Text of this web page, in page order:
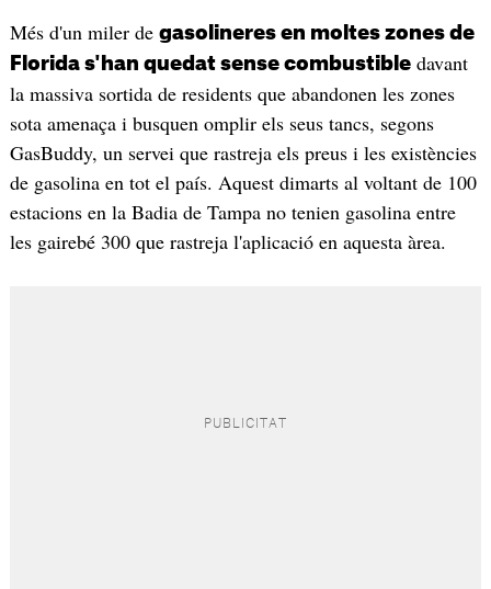
Més d'un miler de gasolineres en moltes zones de
Florida s'han quedat sense combustibledavant
la massiva sortida de residents que abandonen les zones
sota amenaça i busquen omplir els seus tancs, segons
GasBuddy, un servei que rastreja els preus i les existències
de gasolina en tot el país. Aquest dimarts al voltant de 100
estacions en la Badia de Tampa no tenien gasolina entre
les gairebé 300 que rastreja l'aplicació en aquesta àrea.